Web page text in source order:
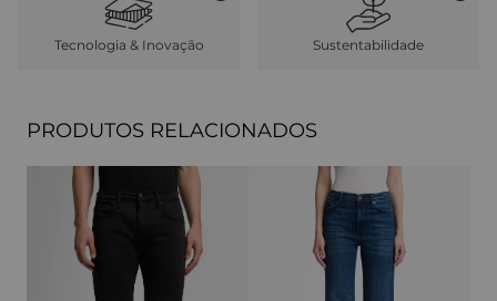
Tecnologia & Inovação Sustentabilidade
PRODUTOS RELACIONADOS